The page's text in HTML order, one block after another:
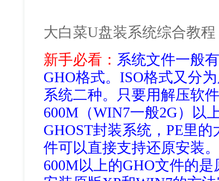
大白菜U盘装系统综合教程
新手必看： 系统文件一般
GHO格式。ISO格式又分
系统二种。只要用解压软
600M（WIN7一般2G）以
GHOST封装系统，PE里
件可以直接支持还原安装
600M以上的GHO文件的